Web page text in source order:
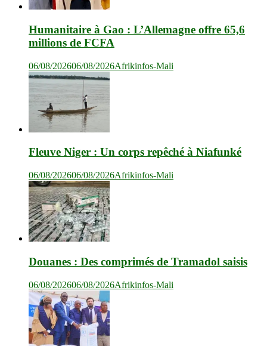
Humanitaire à Gao : L’Allemagne offre 65,6
millions de FCFA
06/08/202606/08/2026Afrikinfos-Mali
Fleuve Niger : Un corps repêché à Niafunké
06/08/202606/08/2026Afrikinfos-Mali
Douanes : Des comprimés de Tramadol saisis
06/08/202606/08/2026Afrikinfos-Mali